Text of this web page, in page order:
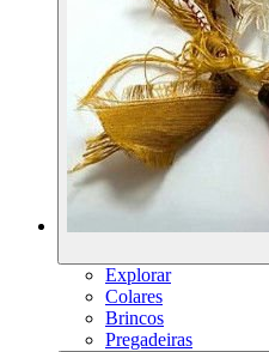
Explorar
Colares
Brincos
Pregadeiras